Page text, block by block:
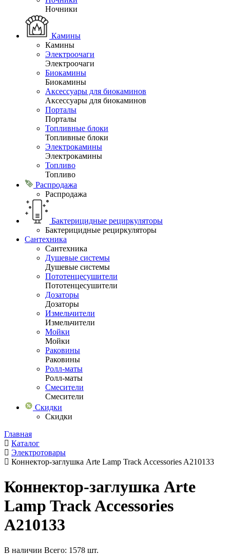
Ночники
Камины
Камины
Электроочаги
Электроочаги
Биокамины
Биокамины
Аксессуары для биокаминов
Аксессуары для биокаминов
Порталы
Порталы
Топливные блоки
Топливные блоки
Электрокамины
Электрокамины
Топливо
Топливо
Распродажа
Распродажа
Бактерицидные рециркуляторы
Бактерицидные рециркуляторы
Сантехника
Сантехника
Душевые системы
Душевые системы
Пототенцесушители
Пототенцесушители
Дозаторы
Дозаторы
Измельчители
Измельчители
Мойки
Мойки
Раковины
Раковины
Ролл-маты
Ролл-маты
Смесители
Смесители
Скидки
Скидки
Главная
Каталог
Электротовары
Коннектор-заглушка Arte Lamp Track Accessories A210133
Коннектор-заглушка Arte
Lamp Track Accessories
A210133
В наличии Всего: 1578 шт.